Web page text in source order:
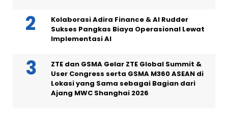
Kolaborasi Adira Finance & AI Rudder
Sukses Pangkas Biaya Operasional Lewat
Implementasi AI
ZTE dan GSMA Gelar ZTE Global Summit &
User Congress serta GSMA M360 ASEAN di
Lokasi yang Sama sebagai Bagian dari
Ajang MWC Shanghai 2026